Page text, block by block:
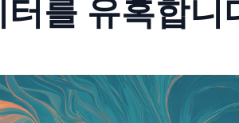
터를 유혹합니